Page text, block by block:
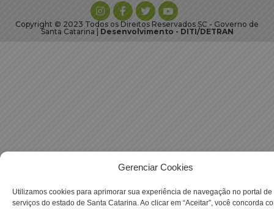
Gerenciar Cookies
Utilizamos cookies para aprimorar sua experiência de navegação no portal de
serviços do estado de Santa Catarina. Ao clicar em “Aceitar”, você concorda
Copyright © 2023 Todos os Direitos Reservados SC - Governo de
Santa Catarina | Desenvolvimento - DITI/DETRAN